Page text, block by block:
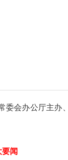
委会办公厅主办
要闻